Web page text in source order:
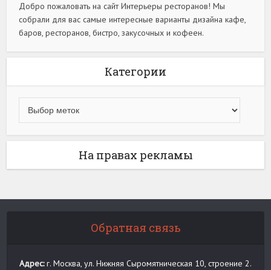
Добро пожаловать на сайт Интерьеры ресторанов! Мы
собрали для вас самые интересные варианты дизайна кафе,
баров, ресторанов, бистро, закусочных и кофеен.
Категории
На правах рекламы
Обратная связь
Адрес:г. Москва, ул. Нижняя Сыромятническая 10, строение 2.